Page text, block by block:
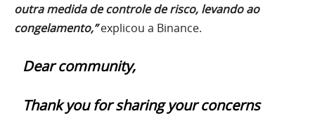
outra medida de controle de risco, levando ao
congelamento,” explicou a Binance.
Dear community,
Thank you for sharing your concerns